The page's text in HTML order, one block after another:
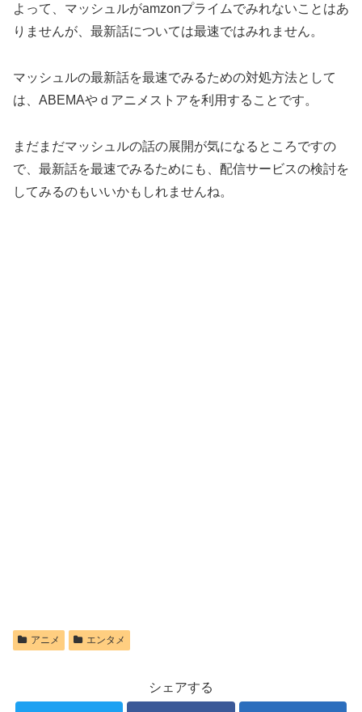
よって、マッシュルがamzonプライムでみれないことはあ
りませんが、最新話については最速ではみれません。
マッシュルの最新話を最速でみるための対処方法として
は、ABEMAやｄアニメストアを利用することです。
まだまだマッシュルの話の展開が気になるところですの
で、最新話を最速でみるためにも、配信サービスの検討を
してみるのもいいかもしれませんね。
アニメ エンタメ
シェアする